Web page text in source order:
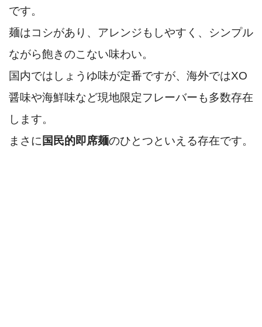
です。
麺はコシがあり、アレンジもしやすく、シンプル
ながら飽きのこない味わい。
国内ではしょうゆ味が定番ですが、海外ではXO
醤味や海鮮味など現地限定フレーバーも多数存在
します。
まさに国民的即席麺のひとつといえる存在です。